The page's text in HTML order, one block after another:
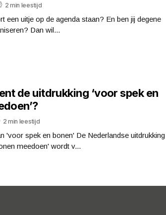
2 min leestijd
een uitje op de agenda staan? En ben jij degene
Dan wil...
de uitdrukking ‘voor spek en
2 min leestijd
'voor spek en bonen' De Nederlandse uitdrukking
meedoen' wordt v...